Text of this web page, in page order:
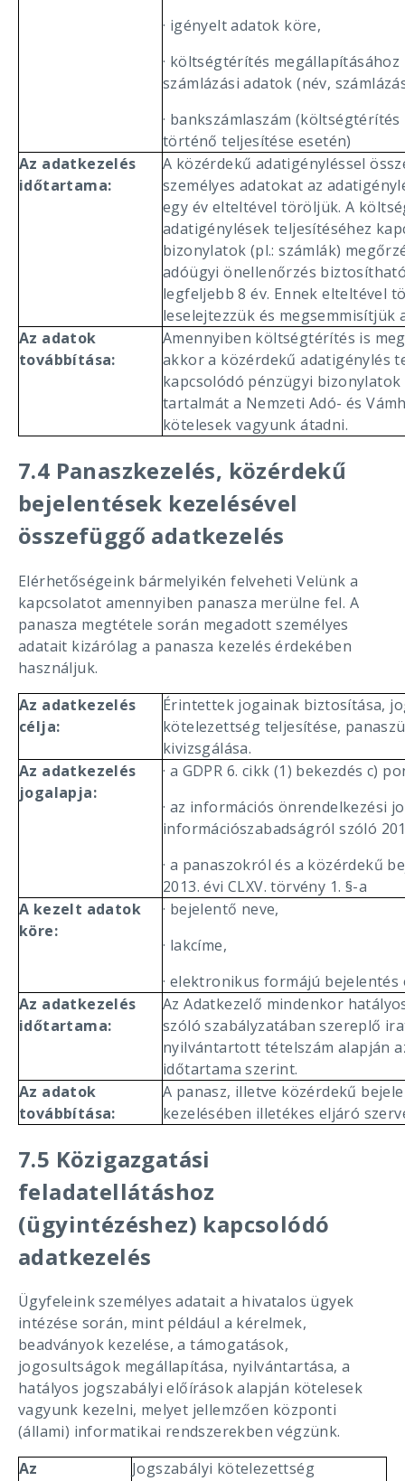
· igényelt adatok köre,
· költségtérítés megállapításához
számlázási adatok (név,
· bankszámlaszám
történő teljesítése esetén)
Az adatkezelés
időtartama:
A közérdekű adatigényléssel
személyes adatokat az
egy év elteltével töröljük. A
adatigénylések teljesítéséhez
bizonylatok (pl.: számlák)
adóügyi önellenőrzés
legfeljebb 8 év. Ennek elteltével
leselejtezzük és megsemmisítjük
Az adatok
továbbítása:
Amennyiben költségtérítés is
akkor a közérdekű adatigénylés
kapcsolódó pénzügyi bizonylatok
tartalmát a Nemzeti Adó- és
kötelesek vagyunk átadni.
7.4 Panaszkezelés, közérdekű
bejelentések kezelésével
összefüggő adatkezelés
Elérhetőségeink bármelyikén felveheti Velünk a
kapcsolatot amennyiben panasza merülne fel. A
panasza megtétele során megadott személyes
adatait kizárólag a panasza kezelés érdekében
használjuk.
Az adatkezelés
célja:
Érintettek jogainak biztosítása,
kötelezettség teljesítése,
kivizsgálása.
Az adatkezelés
jogalapja:
· a GDPR 6. cikk (1) bekezdés c)
· az információs önrendelkezési
információszabadságról szóló
· a panaszokról és a közérdekű
2013. évi CLXV. törvény 1. §-a
A kezelt adatok
köre:
· bejelentő neve,
· lakcíme,
· elektronikus formájú bejelentés
Az adatkezelés
időtartama:
Az Adatkezelő mindenkor
szóló szabályzatában szereplő
nyilvántartott tételszám alapján
időtartama szerint.
Az adatok
továbbítása:
A panasz, illetve közérdekű
kezelésében illetékes eljáró
7.5 Közigazgatási
feladatellátáshoz
(ügyintézéshez) kapcsolódó
adatkezelés
Ügyfeleink személyes adatait a hivatalos ügyek
intézése során, mint például a kérelmek,
beadványok kezelése, a támogatások,
jogosultságok megállapítása, nyilvántartása, a
hatályos jogszabályi előírások alapján kötelesek
vagyunk kezelni, melyet jellemzően központi
(állami) informatikai rendszerekben végzünk.
Az
Jogszabályi kötelezettség